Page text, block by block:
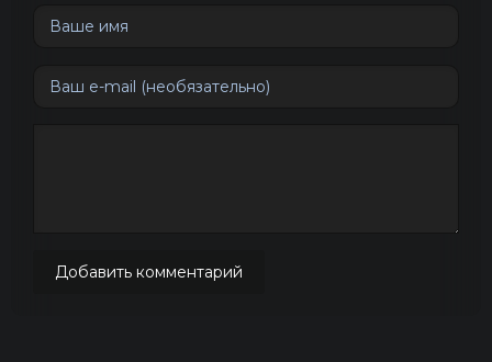
Добавить комментарий